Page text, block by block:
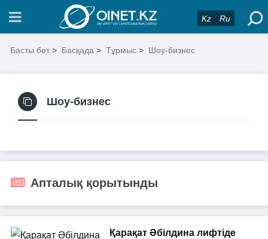
Kz Ru
Басты бет > Басқада > Тұрмыс > Шоу-бизнес
Шоу-бизнес
Апталық қорытынды
Қарақат Әбілдина лифтіде